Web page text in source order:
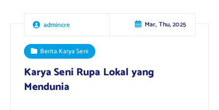
admincre Mar, Thu, 2025
Berita Karya Seni
Karya Seni Rupa Lokal yang
Mendunia